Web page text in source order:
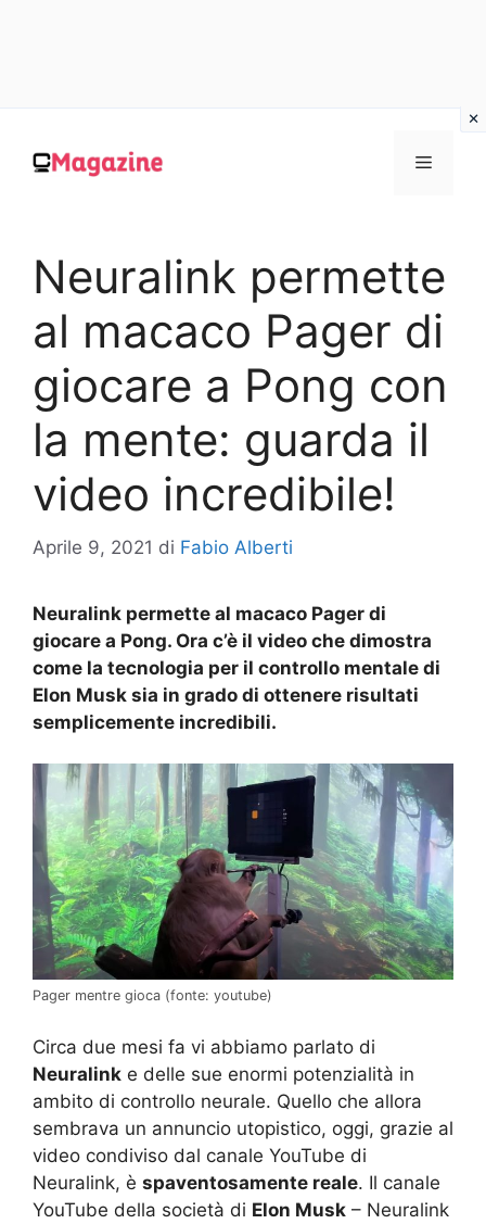
contenuto
MENU
Neuralink permette
al macaco Pager di
giocare a Pong con
la mente: guarda il
video incredibile!
Aprile 9, 2021 di Fabio Alberti
Neuralink permette al macaco Pager di
giocare a Pong. Ora c’è il video che dimostra
come la tecnologia per il controllo mentale di
Elon Musk sia in grado di ottenere risultati
semplicemente incredibili.
Pager mentre gioca (fonte: youtube)
Circa due mesi fa vi abbiamo parlato di
Neuralink e delle sue enormi potenzialità in
ambito di controllo neurale. Quello che allora
sembrava un annuncio utopistico, oggi, grazie al
video condiviso dal canale YouTube di
Neuralink, è spaventosamente reale. Il canale
YouTube della società di Elon Musk – Neuralink